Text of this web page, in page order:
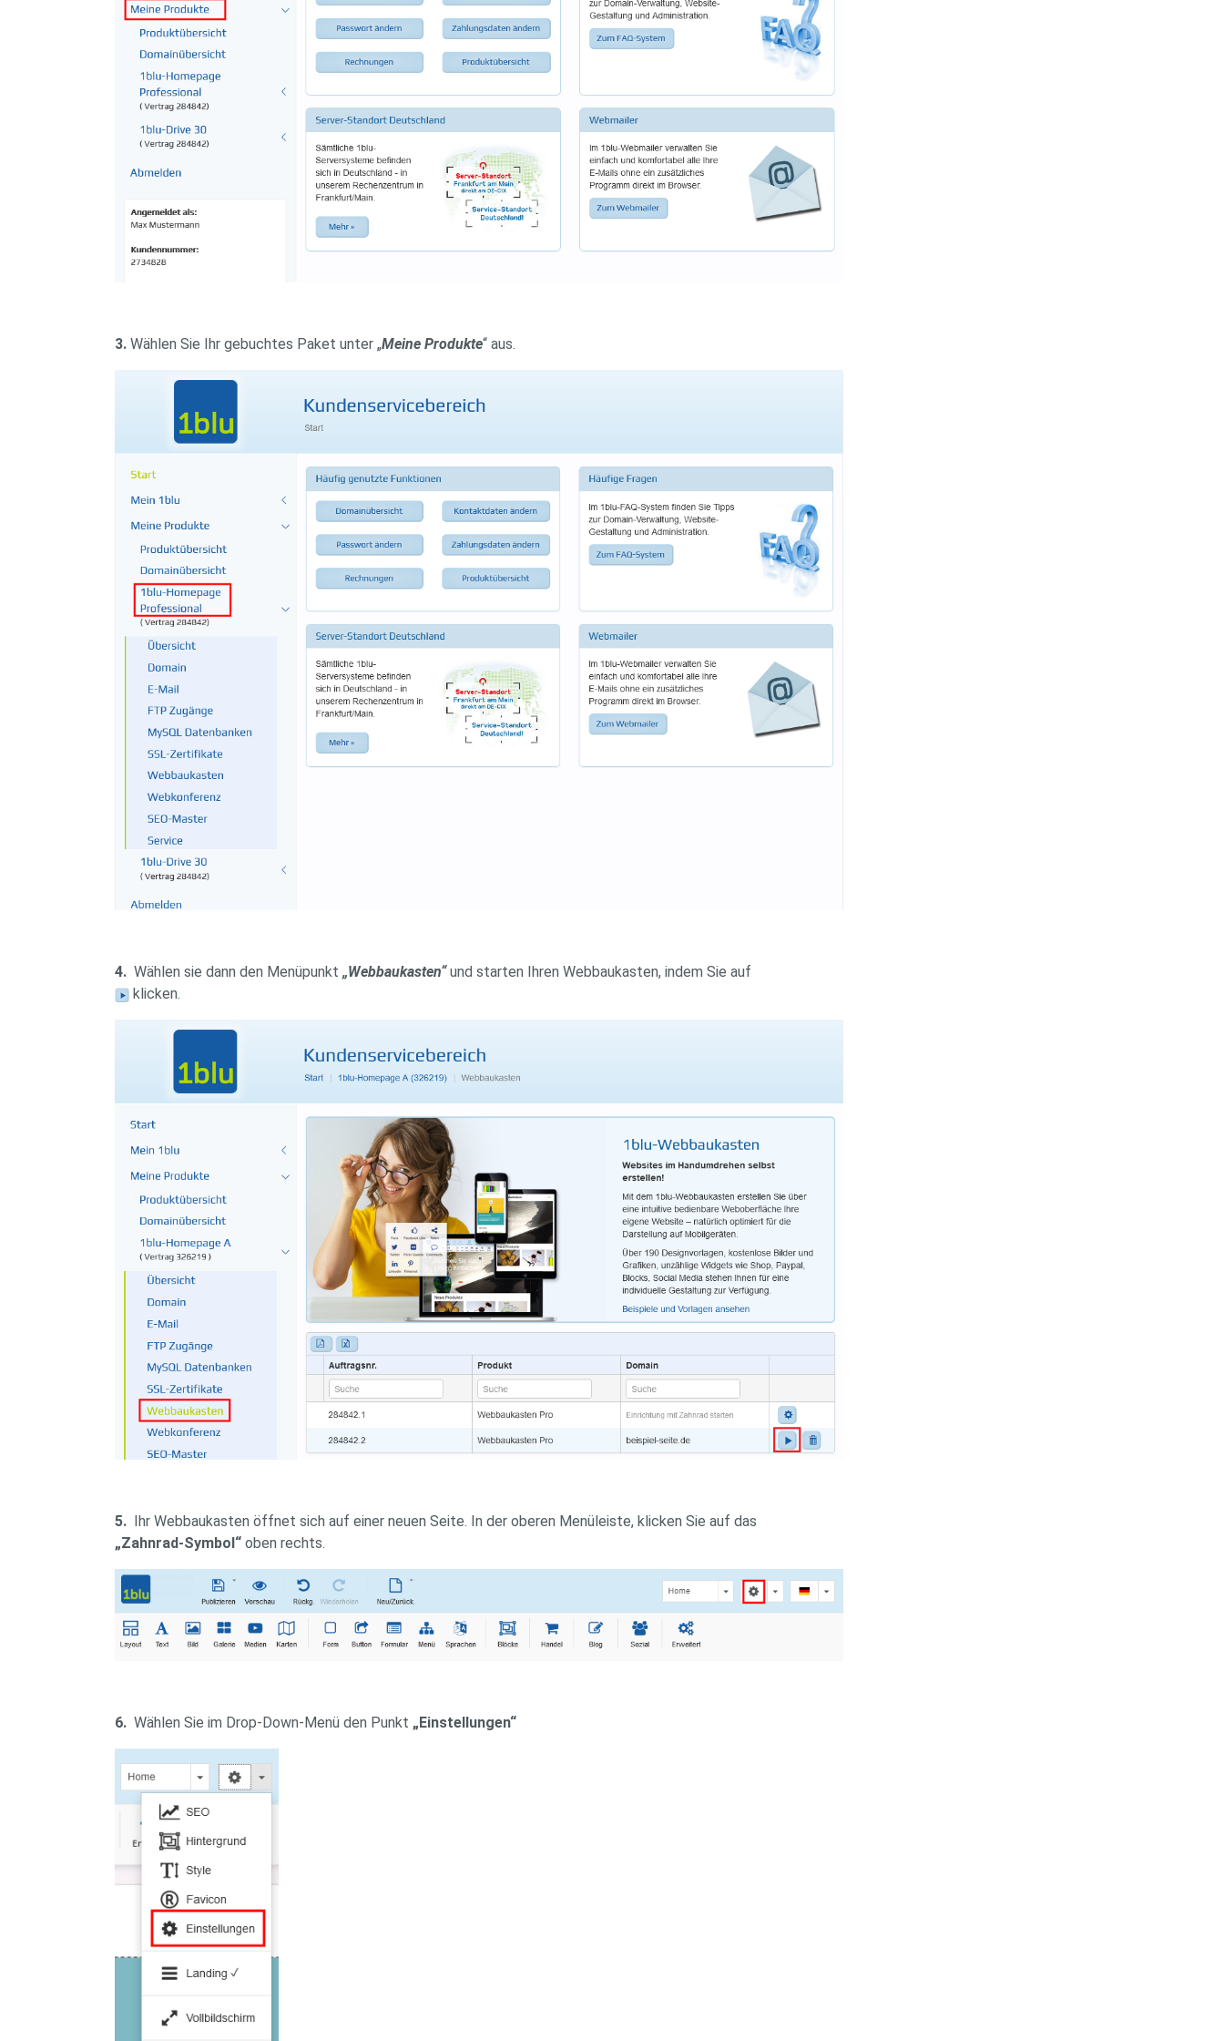
3. Wählen Sie Ihr gebuchtes Paket unter „Meine Produkte“ aus.
4. Wählen sie dann den Menüpunkt „Webbaukasten“und starten Ihren Webbaukasten, indem Sie auf
klicken.
5. Ihr Webbaukasten öffnet sich auf einer neuen Seite. In der oberen Menüleiste, klicken Sie auf das
„Zahnrad-Symbol“ oben rechts.
6. Wählen Sie im Drop-Down-Menü den Punkt „Einstellungen“